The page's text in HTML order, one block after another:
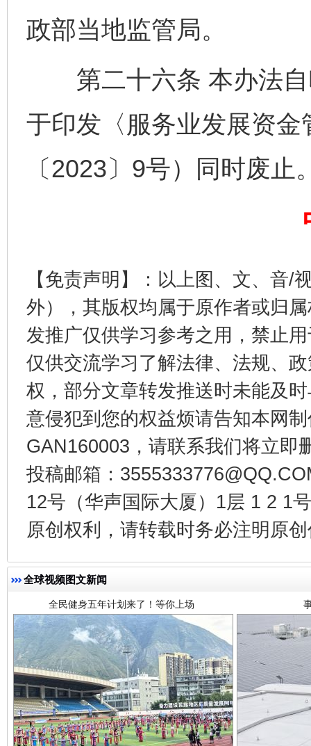
政部当地监管局。
第二十六条 本办法自
于印发〈服务业发展资
〔2023〕9号）同时废止
【免责声明】：以上图、文、音/
外），其版权均属于原作者或归
发推广仅供学习参考之用，禁止
仅供交流学习了解法律、法规、
权，部分文章转发推送时未能及
意侵犯到您的权益烦请告知本网
GAN160003，请联系我们将立即
投稿邮箱：
12号（华声国际大厦）1层 1 2 1
原创权利，请转载时务必注明原
全球视频图文新闻
受贿1.44亿！段成刚被判无期 从幼
阿坝州三大球赛在茂县开幕 规模